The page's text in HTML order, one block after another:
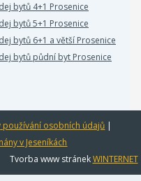
bytů 4+1 Prosenice
bytů 5+1 Prosenice
bytů 6+1 a větší Prosenice
bytů půdní byt Prosenice
používání osobních údajů |
v Jeseníkách
Tvorba www stránekWINTERNET